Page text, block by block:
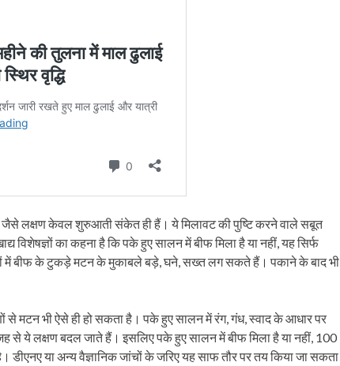
जैसे लक्षण केवल शुरुआती संकेत ही हैं। ये मिलावट की पुष्टि करने वाले सबूत
विशेषज्ञों का कहना है कि पके हुए सालन में बीफ मिला है या नहीं, यह सिर्फ
में बीफ के टुकड़े मटन के मुकाबले बड़े, घने, सख्त लग सकते हैं। पकाने के बाद भी
से मटन भी ऐसे ही हो सकता है। पके हुए सालन में रंग, गंध, स्वाद के आधार पर
ये लक्षण बदल जाते हैं। इसलिए पके हुए सालन में बीफ मिला है या नहीं, 100
डीएनए या अन्य वैज्ञानिक जांचों के जरिए यह साफ तौर पर तय किया जा सकता